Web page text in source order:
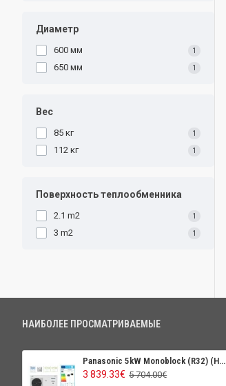
Диаметр
600 мм 1
650 мм 1
Вес
85 кг 1
112 кг 1
Поверхность теплообменника
2.1 m2 1
3 m2 1
НАИБОЛЕЕ ПРОСМАТРИВАЕМЫЕ
Panasonic 5kW Monoblock (R32) (High Perfomance)
3 839.33€ 5 704.00€